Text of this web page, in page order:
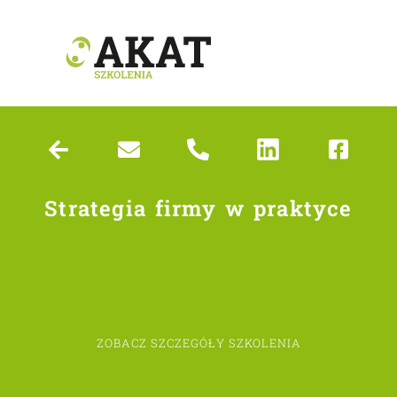
Strategia firmy w praktyce
ZOBACZ SZCZEGÓŁY SZKOLENIA